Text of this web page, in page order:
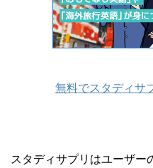
無料でスタディサ
スタディサプリはユーザー